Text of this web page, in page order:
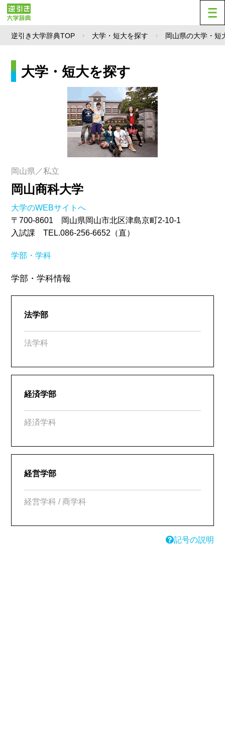
逆引き大学辞典TOP 大学・短大を探す 岡山県の大学・短
大学・短大を探す
岡山県／私立
岡山商科大学
大学のWEBサイトへ
〒700-8601 岡山県岡山市北区津島京町2-10-1
入試課 TEL.086-256-6652（直）
学部・学科
学部・学科情報
法学部
法学科
経済学部
経済学科
経営学部
経営学科 / 商学科
記号の説明